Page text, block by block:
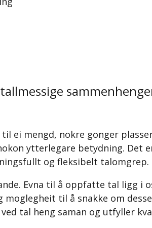
ei mengd, nokre gonger
ytterlegare betydning.
og fleksibelt talomgrep.
Evna til å oppfatte tal ligg i
til å snakke om
tal heng saman og utfyller